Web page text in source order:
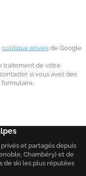
politique privéede Google
traitement de votre
si vous avez des
et partagés depuis
Chambéry) et de
de ski les plus réputées